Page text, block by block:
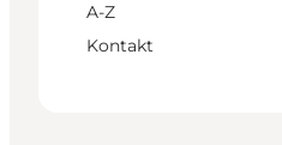
A-Z
Kontakt